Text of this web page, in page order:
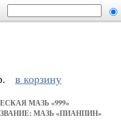
в корзину
МАЗЬ «999»
МАЗЬ «ПИАНПИН»